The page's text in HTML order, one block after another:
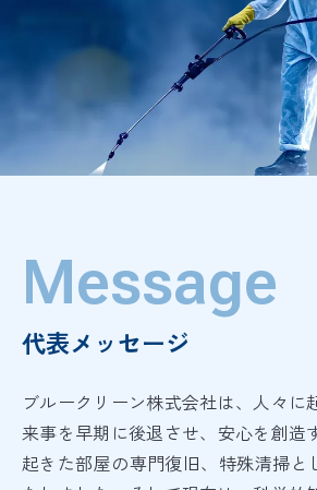
Message
代表メッセージ
ブルークリーン株式会社は、人々に
来事を早期に後退させ、安心を創造
起きた部屋の専門復旧、特殊清掃と